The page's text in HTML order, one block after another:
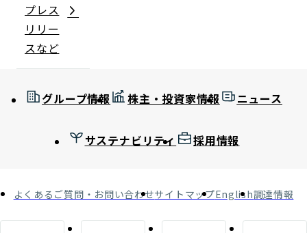
プレス
リリー
スなど
グループ情報 株主・投資家情報 ニュース
サステナビリティ 採用情報
よくあるご質問・お問い合わせサイトマップEnglish調達情報